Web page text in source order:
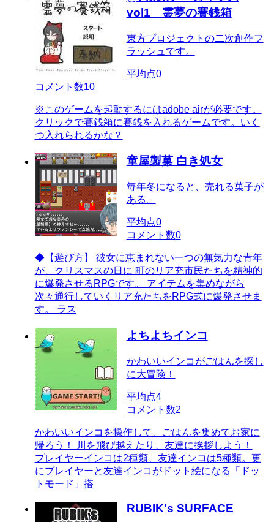
vol1 霊夢の賽銭箱
東方プロジェクトの二次創作フ
ラッシュです。
平均点0
コメント数10
※このゲームを起動するにはadobe airが必要です。
クリックで賽銭箱に賽銭を入れるゲームです。いく
つ入れられるかな？
童屋製菓 白き処女
毎年冬になると、売れる菓子が
ある。
平均点0
コメント数0
◆【遊び方】 彼女に恵まれない一つの無気力な青年
が、クリスマスの日に 町のリア充市民たちを精神的
に爆発させるRPGです。 アイテムを集めながら
次々通行していくリア充たちをRPG式に爆発させま
す。 ラス
よちよちインコ
かわいいインコがごはんを探し
に大冒険！
平均点4
コメント数2
かわいいインコを操作して、ごはんを集めてお家に
帰ろう！ 川を飛び越えたり、友達に挨拶しよう！
プレイヤーインコは2種類、友達インコは5種類。更
にプレイヤーと友達インコがドット絵になる「ドッ
トモード」搭
RUBIK's SURFACE